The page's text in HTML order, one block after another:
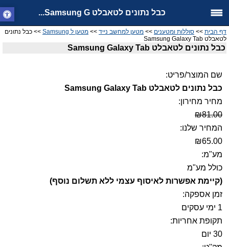
כבל נתונים לטאבלט Samsung G...
דף הבית >> סוללות ומטענים >> מטען למחשב נייד >> מטען ל Samsung
>> כבל נתונים
לטאבלט Samsung Galaxy Tab
כבל נתונים לטאבלט Samsung Galaxy Tab
שם המוצר/פריט:
כבל נתונים לטאבלט Samsung Galaxy Tab
מחיר מחירון:
₪81.00
המחיר שלנו:
₪65.00
מע"מ:
כולל מע"מ
(קיימת אפשרות לאיסוף עצמי ללא תשלום נוסף)
זמן אספקה:
1 ימי עסקים
תקופת אחריות:
30 יום